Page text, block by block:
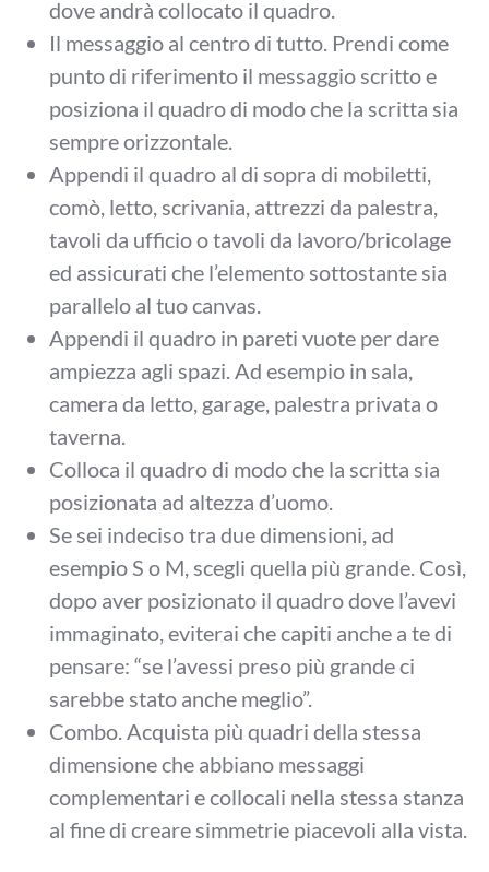
dove andrà collocato il quadro.
Il messaggio al centro di tutto. Prendi come
punto di riferimento il messaggio scritto e
posiziona il quadro di modo che la scritta sia
sempre orizzontale.
Appendi il quadro al di sopra di mobiletti,
comò, letto, scrivania, attrezzi da palestra,
tavoli da ufficio o tavoli da lavoro/bricolage
ed assicurati che l’elemento sottostante sia
parallelo al tuo canvas.
Appendi il quadro in pareti vuote per dare
ampiezza agli spazi. Ad esempio in sala,
camera da letto, garage, palestra privata o
taverna.
Colloca il quadro di modo che la scritta sia
posizionata ad altezza d’uomo.
Se sei indeciso tra due dimensioni, ad
esempio S o M, scegli quella più grande. Così,
dopo aver posizionato il quadro dove l’avevi
immaginato, eviterai che capiti anche a te di
pensare: “se l’avessi preso più grande ci
sarebbe stato anche meglio”.
Combo. Acquista più quadri della stessa
dimensione che abbiano messaggi
complementari e collocali nella stessa stanza
al fine di creare simmetrie piacevoli alla vista.